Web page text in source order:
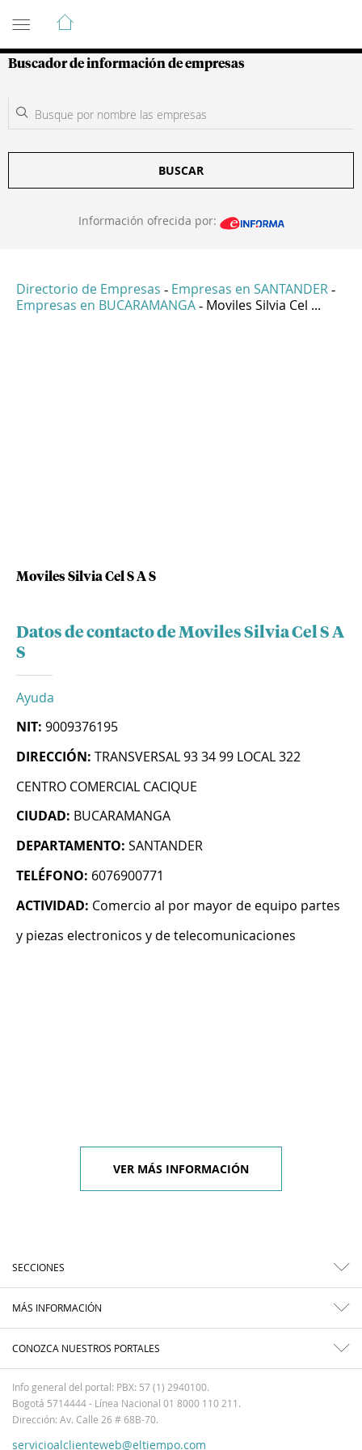
Guía de Empresas Colombianas
Buscador de información de empresas
BUSCAR
Información ofrecida por:
Directorio de Empresas - Empresas en SANTANDER -
Empresas en BUCARAMANGA - Moviles Silvia Cel ...
Moviles Silvia Cel S A S
Datos de contacto de Moviles Silvia Cel S A
S
Ayuda
NIT: 9009376195
DIRECCIÓN: TRANSVERSAL 93 34 99 LOCAL 322
CENTRO COMERCIAL CACIQUE
CIUDAD: BUCARAMANGA
DEPARTAMENTO: SANTANDER
TELÉFONO: 6076900771
ACTIVIDAD: Comercio al por mayor de equipo partes
y piezas electronicos y de telecomunicaciones
VER MÁS INFORMACIÓN
SECCIONES
MÁS INFORMACIÓN
CONOZCA NUESTROS PORTALES
Info general del portal: PBX: 57 (1) 2940100.
Bogotá 5714444 - Línea Nacional 01 8000 110 211.
Dirección: Av. Calle 26 # 68B-70.
servicioalclienteweb@eltiempo.com